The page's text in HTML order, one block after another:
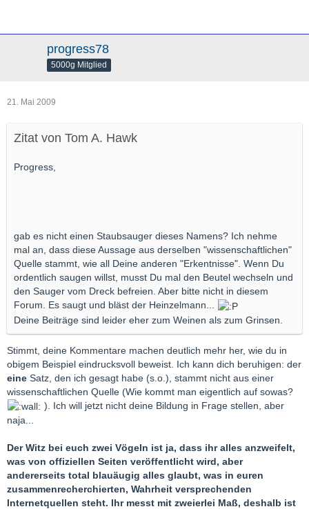
progress78
5000g Mitglied
21. Mai 2009
Zitat von Tom A. Hawk
Progress,
gab es nicht einen Staubsauger dieses Namens? Ich nehme
mal an, dass diese Aussage aus derselben "wissenschaftlichen"
Quelle stammt, wie all Deine anderen "Erkentnisse". Wenn Du
ordentlich saugen willst, musst Du mal den Beutel wechseln und
den Sauger vom Dreck befreien. Aber bitte nicht in diesem
Forum. Es saugt und bläst der Heinzelmann...
Deine Beiträge sind leider eher zum Weinen als zum Grinsen.
Stimmt, deine Kommentare machen deutlich mehr her, wie du in
obigem Beispiel eindrucksvoll beweist. Ich kann dich beruhigen: der
eine Satz, den ich gesagt habe (s.o.), stammt nicht aus einer
wissenschaftlichen Quelle (Wie kommt man eigentlich auf sowas?
). Ich will jetzt nicht deine Bildung in Frage stellen, aber
naja...
Der Witz bei euch zwei Vögeln ist ja, dass ihr alles anzweifelt,
was von offiziellen Seiten veröffentlicht wird, aber
andererseits total blauäugig alles glaubt, was in euren
zusammenrecherchierten, Wahrheit versprechenden
Internetquellen steht. Ihr messt mit zweierlei Maß, deshalb ist